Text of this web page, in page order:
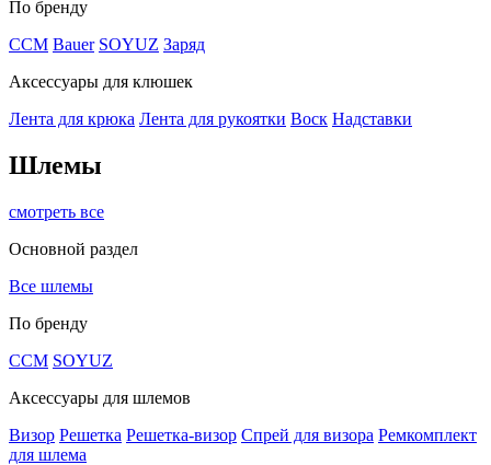
По бренду
CCM Bauer SOYUZ Заряд
Аксессуары для клюшек
Лента для крюка Лента для рукоятки Воск Надставки
Шлемы
смотреть все
Основной раздел
Все шлемы
По бренду
CCM SOYUZ
Аксессуары для шлемов
Визор Решетка Решетка-визор Спрей для визора Ремкомплект
для шлема